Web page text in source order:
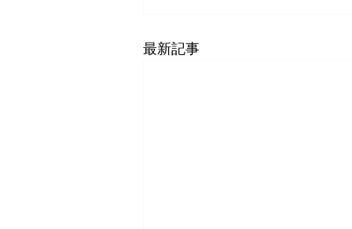
最新記事